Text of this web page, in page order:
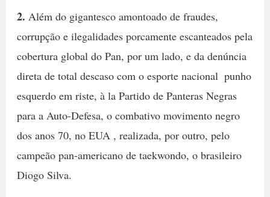
2. Além do gigantesco amontoado de fraudes,
corrupção e ilegalidades porcamente escanteados pela
cobertura global do Pan, por um lado, e da denúncia
direta de total descaso com o esporte nacional  punho
esquerdo em riste, à la Partido de Panteras Negras
para a Auto-Defesa, o combativo movimento negro
dos anos 70, no EUA , realizada, por outro, pelo
campeão pan-americano de taekwondo, o brasileiro
Diogo Silva.